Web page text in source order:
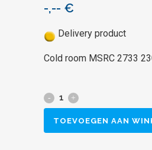
-,-- €
Delivery product
Cold room MSRC 2733
Cold
room
TOEVOEGEN AAN